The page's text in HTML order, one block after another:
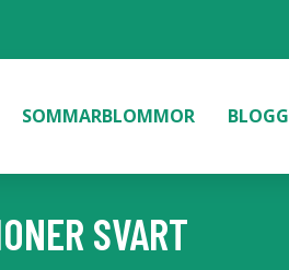
SOMMARBLOMMOR BLOGG
SVART